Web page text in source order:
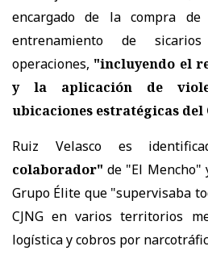
encargado de la compra de
entrenamiento de
operaciones, "incluyendo el
y la aplicación de
ubicaciones estratégicas del
Ruiz Velasco es
colaborador" de "El Mencho"
Grupo Élite que "supervisaba
CJNG en varios territorios
logística y cobros por